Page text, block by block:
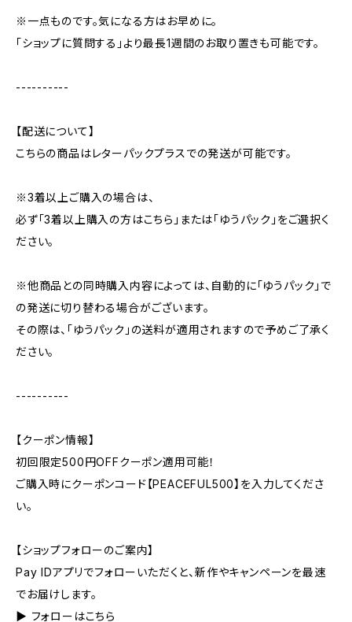
※一点ものです。気になる方はお早めに。
「ショップに質問する」より最長1週間のお取り置きも可能です。
----------
【配送について】
こちらの商品はレターパックプラスでの発送が可能です。
※3着以上ご購入の場合は、
必ず「3着以上購入の方はこちら」または「ゆうパック」をご選択く
ださい。
※他商品との同時購入内容によっては、自動的に「ゆうパック」で
の発送に切り替わる場合がございます。
その際は、「ゆうパック」の送料が適用されますので予めご了承く
ださい。
----------
【クーポン情報】
初回限定500円OFFクーポン適用可能！
ご購入時にクーポンコード【PEACEFUL500】を入力してくださ
い。
【ショップフォローのご案内】
Pay IDアプリでフォローいただくと、新作やキャンペーンを最速
でお届けします。
▶︎ フォローはこちら